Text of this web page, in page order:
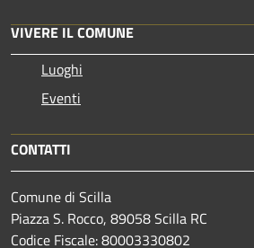
VIVERE IL COMUNE
Luoghi
Eventi
CONTATTI
Comune di Scilla
Piazza S. Rocco, 89058 Scilla RC
Codice Fiscale: 80003330802